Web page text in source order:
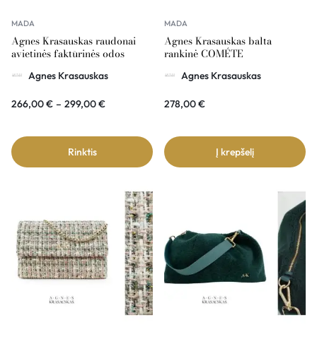
MADA
Agnes Krasauskas raudonai
avietinės faktūrinės odos
Agnes Krasauskas
266,00€ – 299,00€
Rinktis
MADA
Agnes Krasauskas balta
rankinė COMÉTE
Agnes Krasauskas
278,00€
Į krepšelį